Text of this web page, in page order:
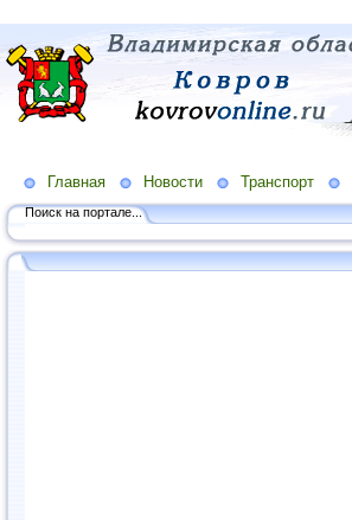
Главная Новости Транспорт
Поиск на портале...